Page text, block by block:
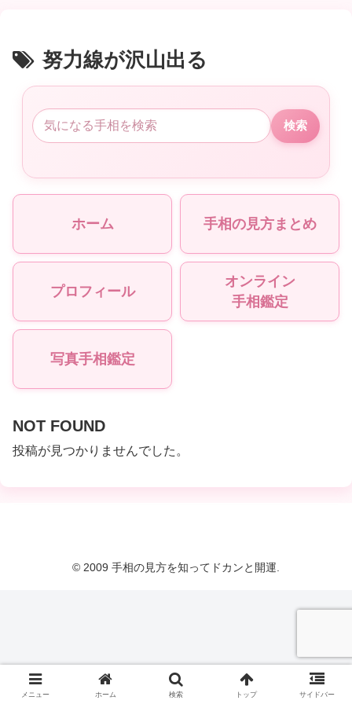
努力線が沢山出る
検索
ホーム 手相の見方まとめ
プロフィール
オンライン
手相鑑定
写真手相鑑定
NOT FOUND
投稿が見つかりませんでした。
© 2009 手相の見方を知ってドカンと開運.
メニュー ホーム 検索 トップ サイドバー